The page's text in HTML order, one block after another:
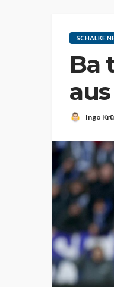
SCHALKE
Ba
Ingo